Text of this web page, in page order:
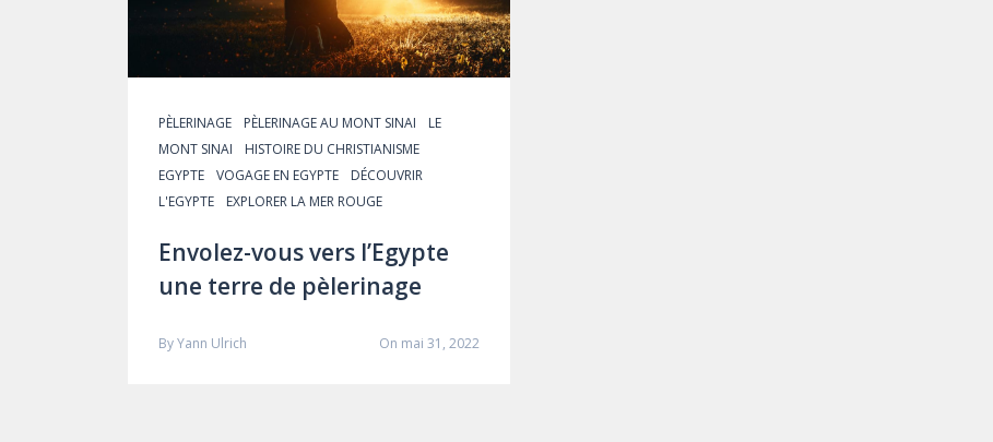
PÈLERINAGE PÈLERINAGE AU MONT SINAI
LE
MONT SINAI
HISTOIRE DU CHRISTIANISME
EGYPTE
VOGAGE EN EGYPTE
DÉCOUVRIR
L'EGYPTE
EXPLORER LA MER ROUGE
Envolez-vous vers l’Egypte
une terre de pèlerinage
ByYann Ulrich On mai 31, 2022